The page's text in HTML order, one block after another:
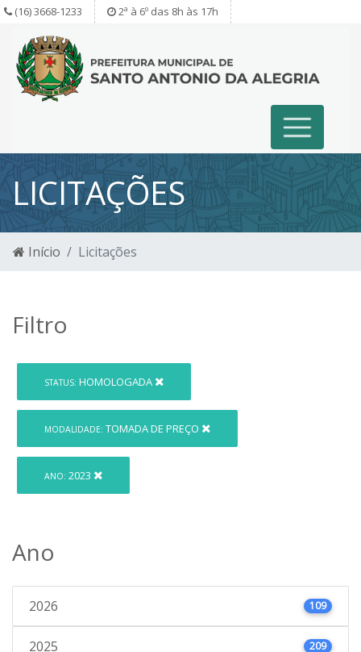
(16) 3668-1233 2ª à 6º das 8h às 17h
LICITAÇÕES
Início Licitações
Filtro
STATUS: HOMOLOGADA
MODALIDADE: TOMADA DE PREÇO
ANO: 2023
Ano
2026 109
2025 209